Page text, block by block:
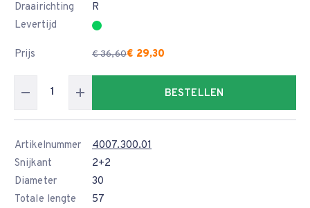
Draairichting
R
Levertijd
Prijs € 36,60€ 29,30
BESTELLEN
Artikelnummer
4007.300.01
Snijkant
2+2
Diameter
30
Totale lengte
57